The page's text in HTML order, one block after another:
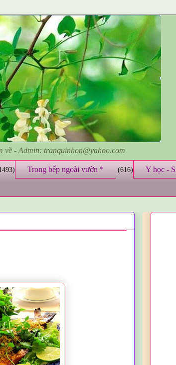
- Admin: tranquinhon@yahoo.com
Trong bếp ngoài vườn * (616) Y học -